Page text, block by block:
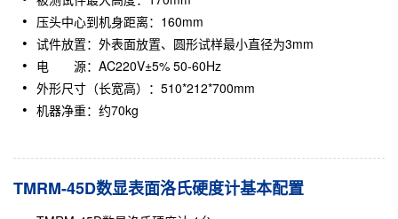
压头中心到机身距离：160mm
试件放置：外表面放置、圆形试样最小直径为3mm
电 源：AC220V±5% 50-60Hz
外形尺寸（长宽高）：510*212*700mm
机器净重：约70kg
TMRM-45D数显表面洛氏硬度计基本配置